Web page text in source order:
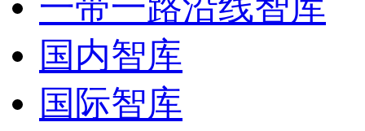
国内智库
国际智库